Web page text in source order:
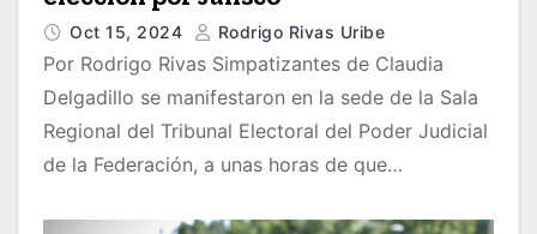
Oct 15, 2024 Rodrigo Rivas Uribe
Por Rodrigo Rivas Simpatizantes de Claudia
Delgadillo se manifestaron en la sede de la Sala
Regional del Tribunal Electoral del Poder Judicial
de la Federación, a unas horas de que…